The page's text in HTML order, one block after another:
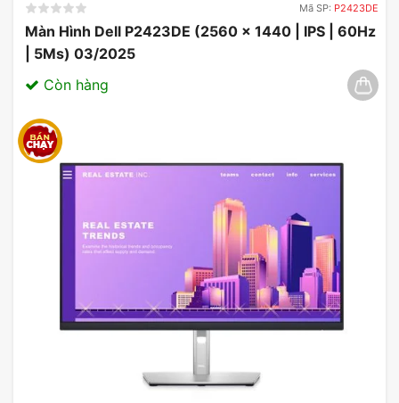
Mã SP: P2423DE
Màn Hình Dell P2423DE (2560 x 1440 | IPS | 60Hz
| 5Ms) 03/2025
Còn hàng